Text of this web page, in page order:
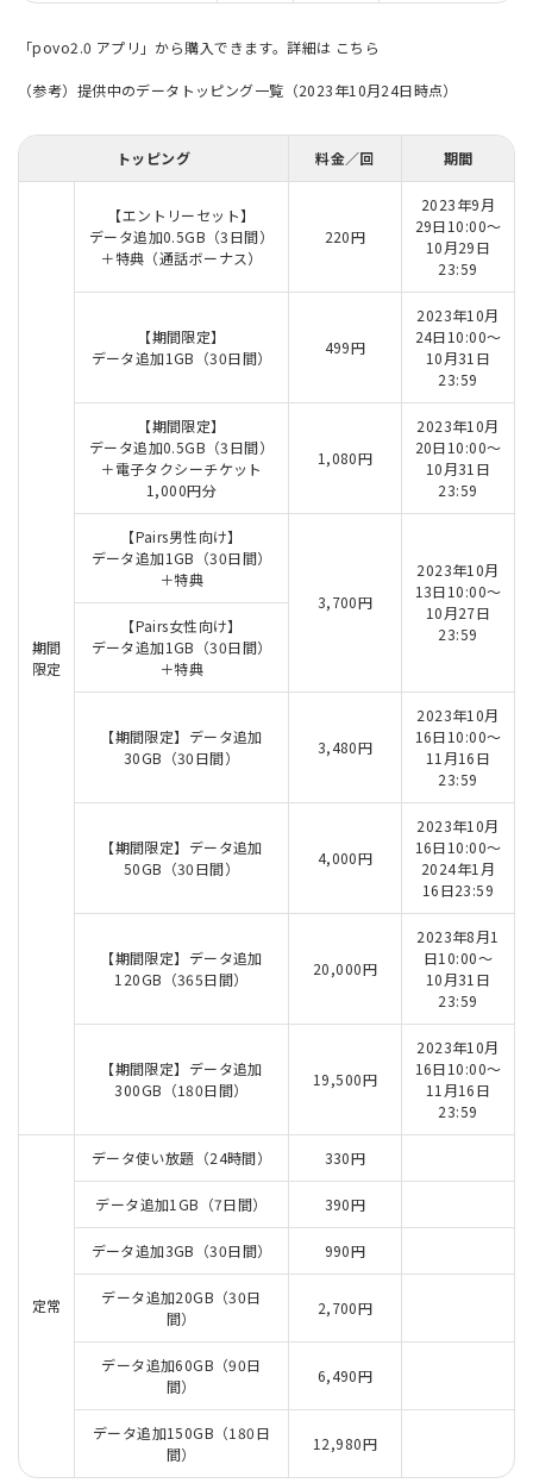
「povo2.0 アプリ」から購入できます。詳細は こちら
（参考）提供中のデータトッピング一覧（2023年10月24日時点）
トッピング 料金／回 期間
期間
限定
【エントリーセット】
データ追加0.5GB（3日間）
＋特典（通話ボーナス）
220円
2023年9月
29日10:00～
10月29日
23:59
【期間限定】
データ追加1GB（30日間）
499円
2023年10月
24日10:00～
10月31日
23:59
【期間限定】
データ追加0.5GB（3日間）
＋電子タクシーチケット
1,000円分
1,080円
2023年10月
20日10:00～
10月31日
23:59
【Pairs男性向け】
データ追加1GB（30日間）
＋特典
3,700円
2023年10月
13日10:00～
10月27日
23:59
【Pairs女性向け】
データ追加1GB（30日間）
＋特典
【期間限定】データ追加
30GB（30日間）
3,480円
2023年10月
16日10:00～
11月16日
23:59
【期間限定】データ追加
50GB（30日間）
4,000円
2023年10月
16日10:00～
2024年1月
16日23:59
【期間限定】データ追加
120GB（365日間）
20,000円
2023年8月1
日10:00～
10月31日
23:59
【期間限定】データ追加
300GB（180日間）
19,500円
2023年10月
16日10:00～
11月16日
23:59
定常
データ使い放題（24時間） 330円
データ追加1GB（7日間） 390円
データ追加3GB（30日間） 990円
データ追加20GB（30日
間）
2,700円
データ追加60GB（90日
間）
6,490円
データ追加150GB（180日
間）
12,980円